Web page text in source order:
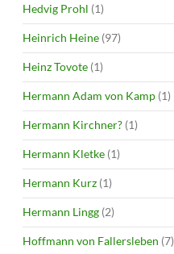
Hedvig Prohl (1)
Heinrich Heine (97)
Heinz Tovote (1)
Hermann Adam von Kamp (1)
Hermann Kirchner? (1)
Hermann Kletke (1)
Hermann Kurz (1)
Hermann Lingg (2)
Hoffmann von Fallersleben (7)